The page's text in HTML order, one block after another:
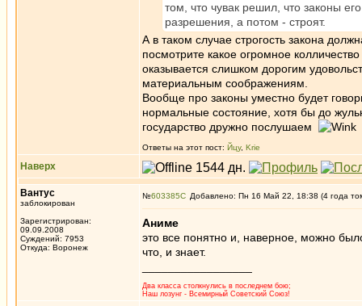
том, что чувак решил, что законы
разрешения, а потом - строят.
А в таком случае строгость закона
посмотрите какое огромное
оказывается слишком дорогим
материальным соображениям.
Вообще про законы уместно будет
нормальные состояние, хотя бы до
государство дружно послушаем
Ответы на этот пост: Йцу, Krie
Наверх
Вантус
заблокирован
Зарегистрирован:
09.09.2008
Суждений: 7953
Откуда: Воронеж
№603385 Добавлено: Пн 16 Май 22, 18:38 (4 года
Аниме
это все понятно и, наверное, можно
что, и знает.
Два класса столкнулись в последнем бою;
Наш лозунг - Всемирный Советский Союз!